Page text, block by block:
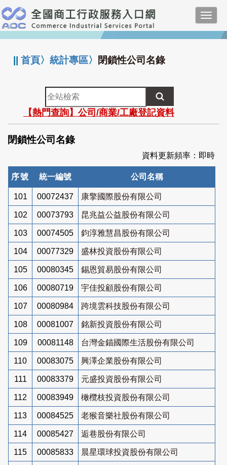
跳
到
主
要
:::
||首頁〉統計專區〉 閉鎖性公司名錄
全
站
檢
索
【熱門查詢】公司/商業/工廠登記資料
閉鎖性公司名錄
資料更新頻率：即時
序號 統一編號 公司名稱
101 00072437 康擎國際股份有限公司
102 00073793 昆兆益公益股份有限公司
103 00074505 鈞淳雅慧昌股份有限公司
104 00077329 盛林投資股份有限公司
105 00080345 錫恩貿易股份有限公司
106 00080719 宇佳投顧股份有限公司
107 00080984 跨境雲科技股份有限公司
108 00081007 銘新投資股份有限公司
109 00081148 台灣金錨國際生活股份有限公司
110 00083075 興澤企業股份有限公司
111 00083379 元盛投資股份有限公司
112 00083949 橄欖枝投資股份有限公司
113 00084525 老猴音樂社股份有限公司
114 00085427 逅巷股份有限公司
115 00085833 晨星環球投資股份有限公司